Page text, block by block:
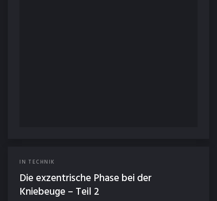
IN TECHNIK
Die exzentrische Phase bei der
Kniebeuge – Teil 2